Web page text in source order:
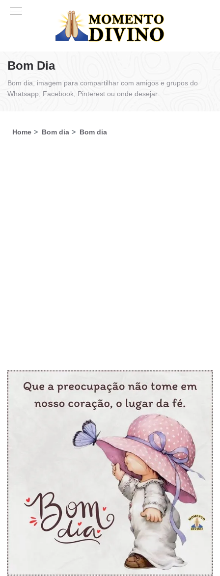
Bom Dia
Bom dia, imagem para compartilhar com amigos e grupos do
Whatsapp, Facebook, Pinterest ou onde desejar.
Home Bom dia Bom dia